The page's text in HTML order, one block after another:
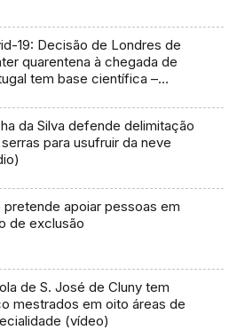
19: Decisão de Londres de
quarentena à chegada de
tem base científica –
da Silva defende delimitação
para usufruir da neve
pretende apoiar pessoas em
de exclusão
de S. José de Cluny tem
mestrados em oito áreas de
(vídeo)